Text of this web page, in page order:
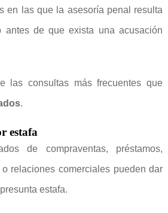
en las que la asesoría penal resulta
antes de que exista una acusación
las consultas más frecuentes que
.
estafa
de compraventas, préstamos,
relaciones comerciales pueden dar
estafa.